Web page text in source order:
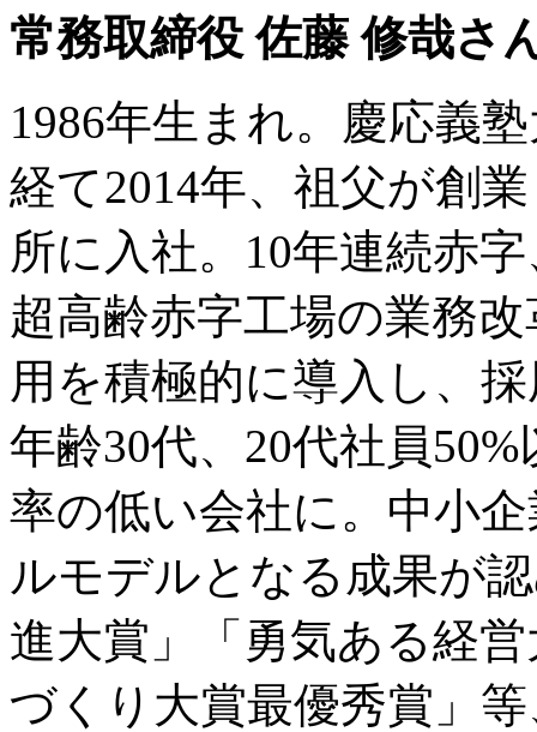
常務取締役 佐藤 修哉さ
1986年生まれ。慶応義
経て2014年、祖父が創
所に入社。10年連続赤
超高齢赤字工場の業務
用を積極的に導入し、
年齢30代、20代社員
率の低い会社に。中小
ルモデルとなる成果が
進大賞」「勇気ある経
づくり大賞最優秀賞」